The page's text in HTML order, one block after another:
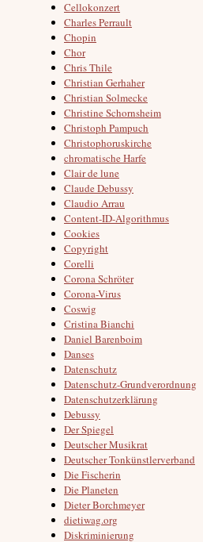
Cellokonzert
Charles Perrault
Chopin
Chor
Chris Thile
Christian Gerhaher
Christian Solmecke
Christine Schornsheim
Christoph Pampuch
Christophoruskirche
chromatische Harfe
Clair de lune
Claude Debussy
Claudio Arrau
Content-ID-Algorithmus
Cookies
Copyright
Corelli
Corona Schröter
Corona-Virus
Coswig
Cristina Bianchi
Daniel Barenboim
Danses
Datenschutz
Datenschutz-Grundverordnung
Datenschutzerklärung
Debussy
Der Spiegel
Deutscher Musikrat
Deutscher Tonkünstlerverband
Die Fischerin
Die Planeten
Dieter Borchmeyer
dietiwag.org
Diskriminierung